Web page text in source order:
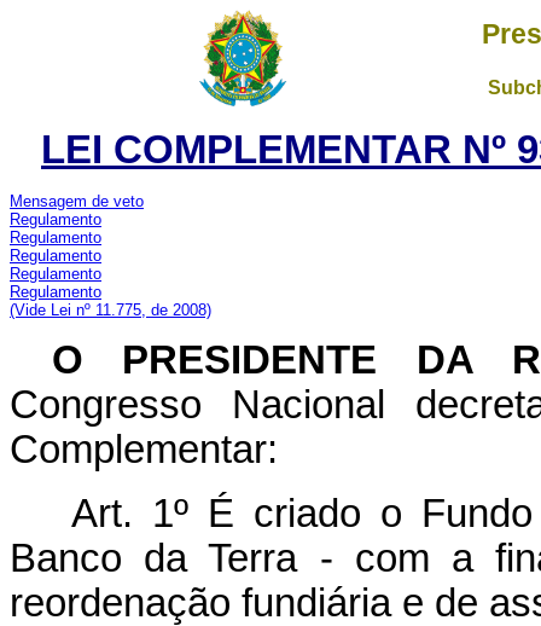
LEI COMPLEMENTAR Nº
Mensagem de veto
Regulamento
Regulamento
Regulamento
Regulamento
Regulamento
(Vide Lei nº 11.775, de 2008)
O PRESIDENTE DA
Congresso Nacional
Complementar:
Art. 1º É criado o
Banco da Terra - com a
reordenação fundiária e de